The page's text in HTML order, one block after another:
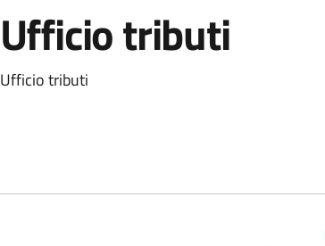
Ufficio tributi
Ufficio tributi